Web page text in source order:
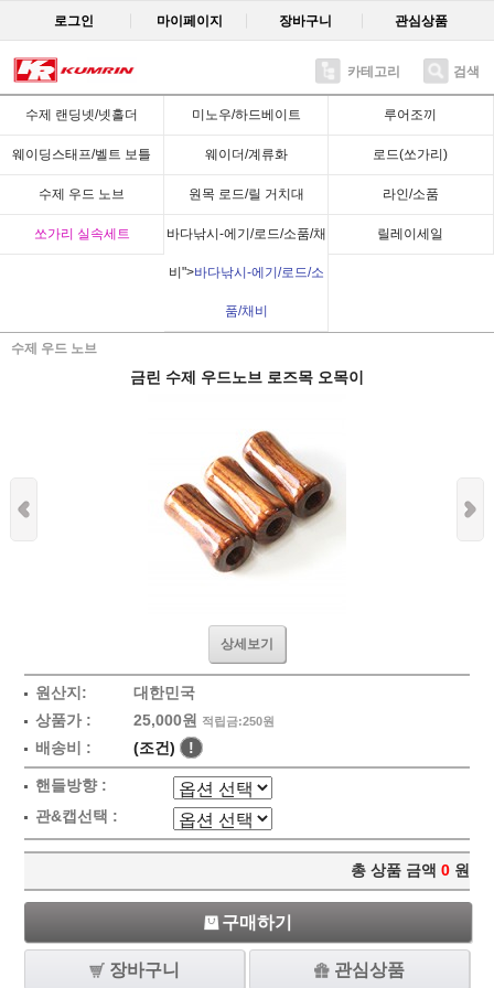
로그인 마이페이지 장바구니 관심상품
카테고리 검색
수제 랜딩넷/넷홀더 미노우/하드베이트 루어조끼
웨이딩스태프/벨트 보틀 웨이더/계류화 로드(쏘가리)
수제 우드 노브 원목 로드/릴 거치대 라인/소품
쏘가리 실속세트 바다낚시-에기/로드/소품/채
비">바다낚시-에기/로드/소
품/채비
릴레이세일
수제 우드 노브
Recent
금린 수제 우드노브 로즈목 오목이
상세보기
원산지:
대한민국
상품가 :
25,000원 적립금:250원
배송비 : (조건) !
핸들방향 :
관&캡선택 :
총 상품 금액 0 원
구매하기
장바구니 관심상품